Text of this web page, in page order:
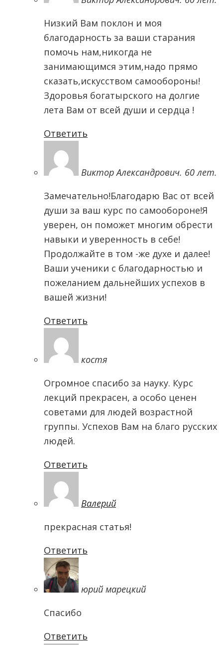
Низкий Вам поклон и моя
благодарность за ваши старания
помочь нам,никогда не
занимающимся этим,надо прямо
сказать,искусством самообороны!
Здоровья богатырского на долгие
лета Вам от всей души и сердца !
Ответить
Виктор Александрович. 60 лет.
Замечательно!Благодарю Вас от всей
души за ваш курс по самообороне!Я
уверен, он поможет многим обрести
навыки и уверенность в себе!
Продолжайте в том -же духе и далее!
Ваши ученики с благодарностью и
пожеланием дальнейших успехов в
вашей жизни!
Ответить
костя
Огромное спасибо за науку. Курс
лекций прекрасен, а особо ценен
советами для людей возрастной
группы. Успехов Вам на благо русских
людей.
Ответить
Валерий
прекрасная статья!
Ответить
юрий марецкий
Спасибо
Ответить